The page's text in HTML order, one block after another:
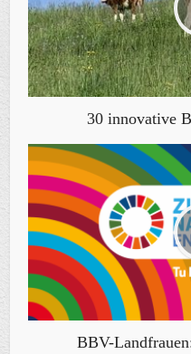
30 innovative
BBV-